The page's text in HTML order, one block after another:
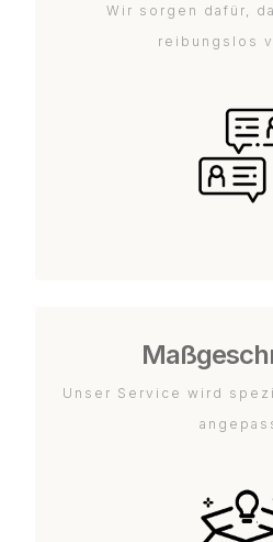
Wir sorgen dafür,
reibungslos
Unser Service wird